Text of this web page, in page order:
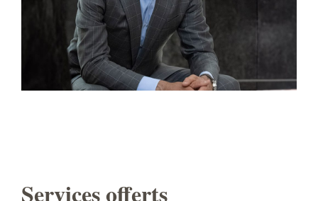
Services offerts